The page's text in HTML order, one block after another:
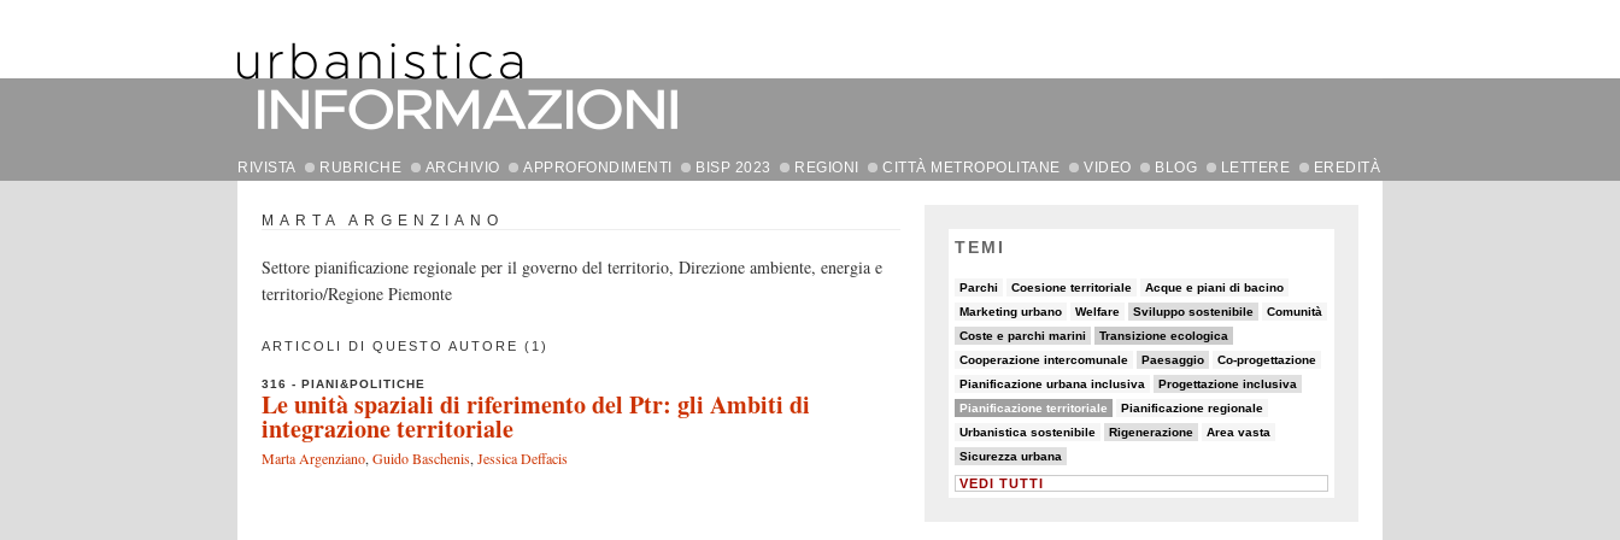
RIVISTA RUBRICHE ARCHIVIO APPROFONDIMENTI BISP 2023 REGIONI CITTÀ METROPOLITANE VIDEO BLOG LETTERE EREDITÀ
MARTA ARGENZIANO
Settore pianificazione regionale per il governo del territorio, Direzione ambiente, energia e
territorio/Regione Piemonte
ARTICOLI DI QUESTO AUTORE (1)
316 - PIANI&POLITICHE
Le unità spaziali di riferimento del Ptr: gli Ambiti di
integrazione territoriale
Marta Argenziano, Guido Baschenis, Jessica Deffacis
TEMI
Parchi
6/90 Coesione territoriale
8/90 Acque e piani di bacino
5/90
Marketing urbano
5/90 Welfare
5/90 Sviluppo sostenibile
19/90 Comunità
7/90
Coste e parchi marini
19/90 Transizione ecologica
30/90
Cooperazione intercomunale
7/90 Paesaggio
14/90 Co-progettazione
6/90
Pianificazione urbana inclusiva
6/90 Progettazione inclusiva
10/90
Pianificazione territoriale
48/90 Pianificazione regionale
5/90
Urbanistica sostenibile
6/90 Rigenerazione
16/90 Area vasta
7/90
Sicurezza urbana
10/90
VEDI TUTTI